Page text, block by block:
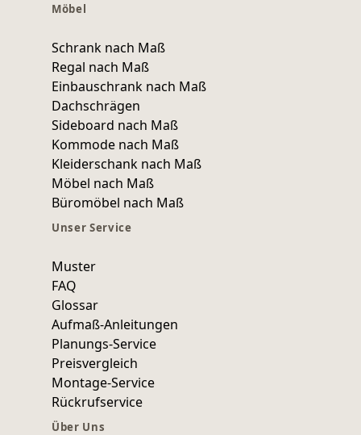
Möbel
Schrank nach Maß
Regal nach Maß
Einbauschrank nach Maß
Dachschrägen
Sideboard nach Maß
Kommode nach Maß
Kleiderschank nach Maß
Möbel nach Maß
Büromöbel nach Maß
Unser Service
Muster
FAQ
Glossar
Aufmaß-Anleitungen
Planungs-Service
Preisvergleich
Montage-Service
Rückrufservice
Über Uns